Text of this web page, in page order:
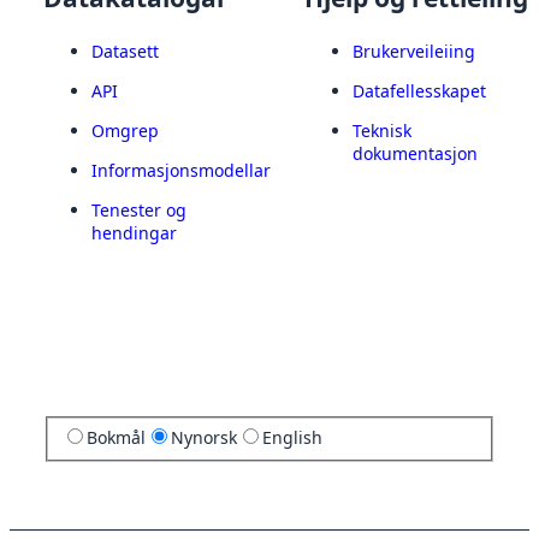
Datasett
API
Omgrep
Informasjonsmodellar
Tenester og
hendingar
Brukerveileiing
Datafellesskapet
Teknisk
dokumentasjon
Bokmål Nynorsk English